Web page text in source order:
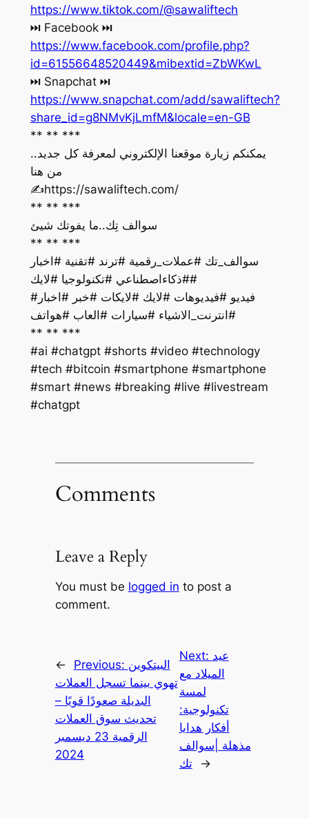
https://www.tiktok.com/@sawaliftech
‏⏭ Facebook ⏭
https://www.facebook.com/profile.php?
id=61556648520449&mibextid=ZbWKwL
‏⏭ Snapchat ⏭
https://www.snapchat.com/add/sawaliftech?
share_id=g8NMvKjLmfM&locale=en-GB
** ** ***
يمكنكم زيارة موقعنا الإلكتروني لمعرفة كل جديد..
من هنا
‏✍️https://sawaliftech.com/
** ** ***
سوالف تِك..ما يفوتك شيئ
** ** ***
سوالف_تك #عملات_رقمية #ترند #تقنية #اخبار
#ذكاءاصطناعي #تكنولوجيا #لايك#
فيديو #فيديوهات #لايك #لايكات #خبر #اخبار#
#انترنت_الاشياء #سيارات #العاب #هواتف
** ** ***
#ai #chatgpt #shorts #video #technology
#tech #bitcoin #smartphone #smartphone
#smart #news #breaking #live #livestream
#chatgpt
Comments
Leave a Reply
You must be logged in to post a
comment.
← Previous: البيتكوين
تهوي بينما تسجل العملات
البديلة صعودًا قويًا –
تحديث سوق العملات
الرقمية 23 ديسمبر
2024
Next: عيد
الميلاد مع
لمسة
تكنولوجية:
أفكار هدايا
مذهلة |سوالف
تك
→